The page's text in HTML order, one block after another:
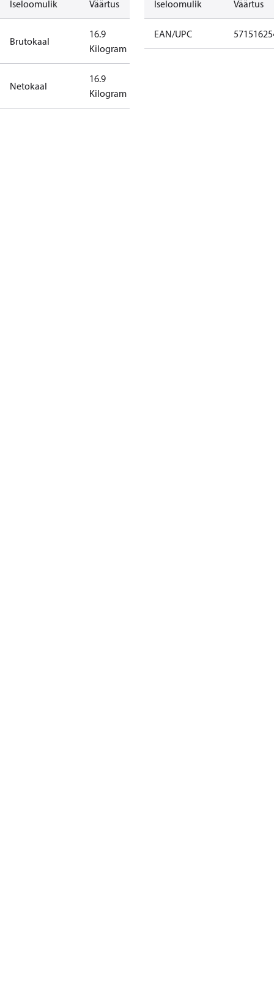
Iseloomulik Väärtus
Brutokaal
16.9
Kilogram
Netokaal
16.9
Kilogram
Iseloomulik Väärtus
EAN/UPC